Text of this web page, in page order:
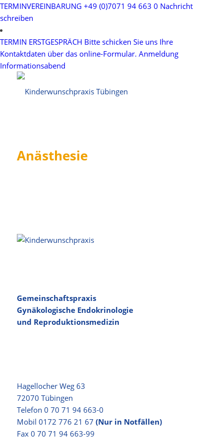
TERMINVEREINBARUNG +49 (0)7071 94 663 0 Nachricht
schreiben
TERMIN ERSTGESPRÄCH Bitte schicken Sie uns Ihre
Kontaktdaten über das online-Formular. Anmeldung
Informationsabend
Anästhesie
Gemeinschaftspraxis
Gynäkologische Endokrinologie
und Reproduktionsmedizin
Hagellocher Weg 63
72070 Tübingen
Telefon 0 70 71 94 663-0
Mobil 0172 776 21 67 (Nur in Notfällen)
Fax 0 70 71 94 663-99